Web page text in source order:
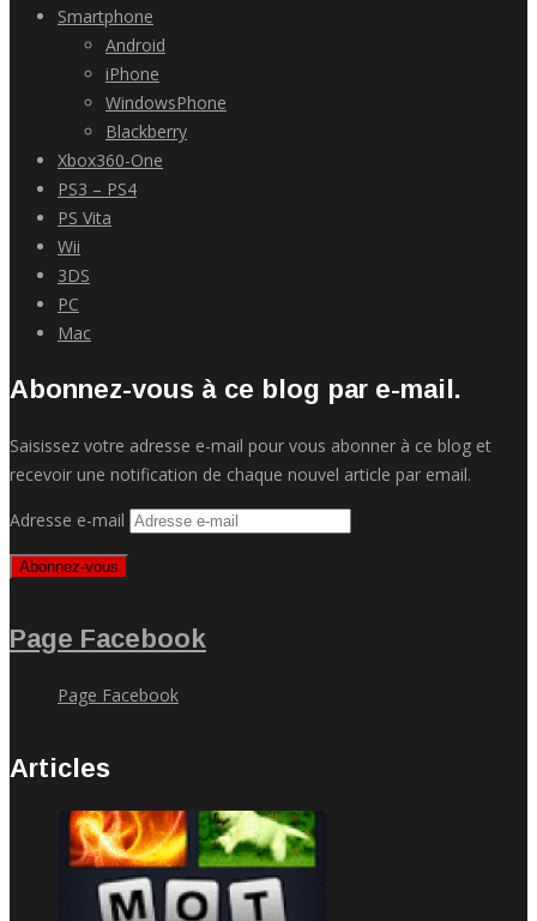
Smartphone
Android
iPhone
WindowsPhone
Blackberry
Xbox360-One
PS3 – PS4
PS Vita
Wii
3DS
PC
Mac
Abonnez-vous à ce blog par e-mail.
Saisissez votre adresse e-mail pour vous abonner à ce blog et
recevoir une notification de chaque nouvel article par email.
Adresse e-mail
Abonnez-vous
Page Facebook
Page Facebook
Articles